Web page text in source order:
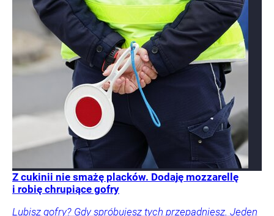
Z cukinii nie smażę placków. Dodaję mozzarellę
i robię chrupiące gofry
Lubisz gofry? Gdy spróbujesz tych przepadniesz. Jeden